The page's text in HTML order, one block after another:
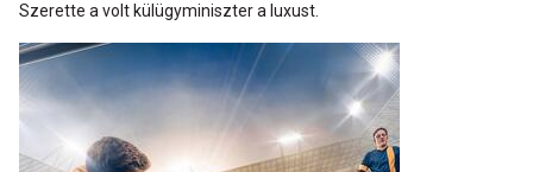
Szerette a volt külügyminiszter a luxust.